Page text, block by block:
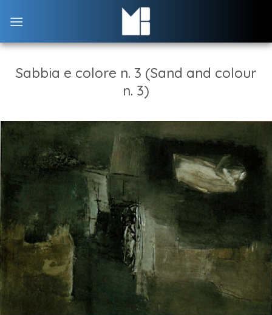
Sabbia e colore n. 3 (Sand and colour
n. 3)